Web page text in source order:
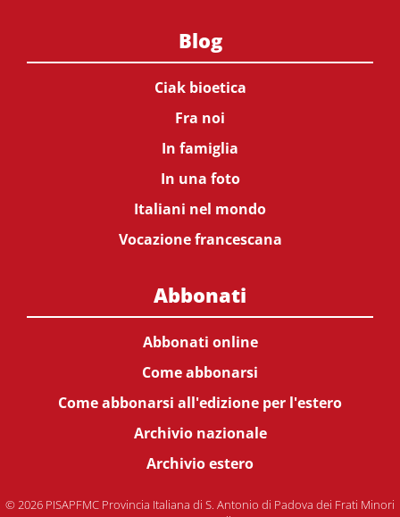
Blog
Ciak bioetica
Fra noi
In famiglia
In una foto
Italiani nel mondo
Vocazione francescana
Abbonati
Abbonati online
Come abbonarsi
Come abbonarsi all'edizione per l'estero
Archivio nazionale
Archivio estero
© 2026 PISAPFMC Provincia Italiana di S. Antonio di Padova dei Frati Minori